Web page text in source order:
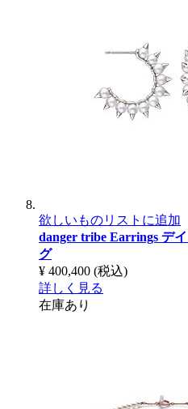
欲しいものリストに追加
danger tribe Earrings デ
グ
¥ 400,400 (税込)
詳しく見る
在庫あり